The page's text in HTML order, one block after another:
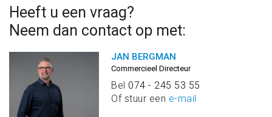
Heeft u een vraag?
Neem dan contact op met:
JAN BERGMAN
Commercieel Directeur
Bel 074 - 245 53 55
Of stuur een e-mail